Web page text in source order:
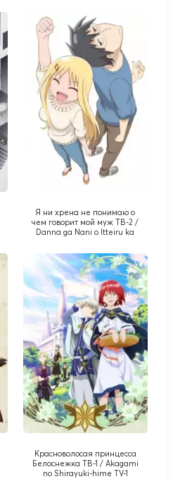
Я ни хрена не понимаю о
чем говорит мой муж ТВ-2 /
Danna ga Nani o Itteiru ka
Красноволосая принцесса
Белоснежка ТВ-1 / Akagami
no Shirayuki-hime TV-1